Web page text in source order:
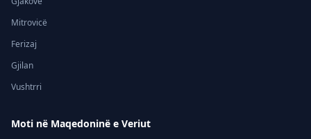
Mitrovicë
Ferizaj
Gjilan
Vushtrri
Moti në Maqedoninë e Veriut